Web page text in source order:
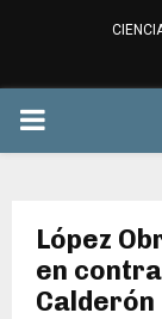
PRIMARY
López
en
Calderón